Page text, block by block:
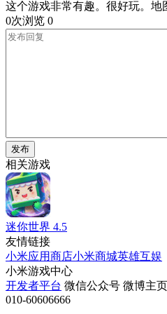
这个游戏非常有趣。很好玩。地
0次浏览 0
发布
相关游戏
迷你世界 4.5
友情链接
小米应用商店小米商城英雄互娱
小米游戏中心
开发者平台 微信公众号 微博主页
010-60606666